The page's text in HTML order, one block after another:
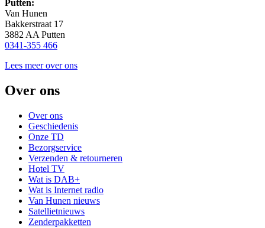
Putten:
Van Hunen
Bakkerstraat 17
3882 AA Putten
0341-355 466
Lees meer over ons
Over ons
Over ons
Geschiedenis
Onze TD
Bezorgservice
Verzenden & retourneren
Hotel TV
Wat is DAB+
Wat is Internet radio
Van Hunen nieuws
Satellietnieuws
Zenderpakketten